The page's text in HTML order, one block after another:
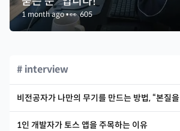
1 month ago•👀605
# interview
비전공자가 나만의 무기를 만드는 방법, “본질
1인 개발자가 토스 앱을 주목하는 이유